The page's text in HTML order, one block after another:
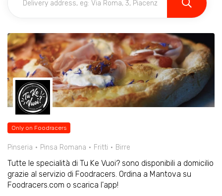
Only on Foodracers
Pinseria Pinsa Romana Fritti Birre
Tutte le specialità di Tu Ke Vuoi? sono disponibili a domicilio
grazie al servizio di Foodracers. Ordina a Mantova su
Foodracers.com o scarica l'app!